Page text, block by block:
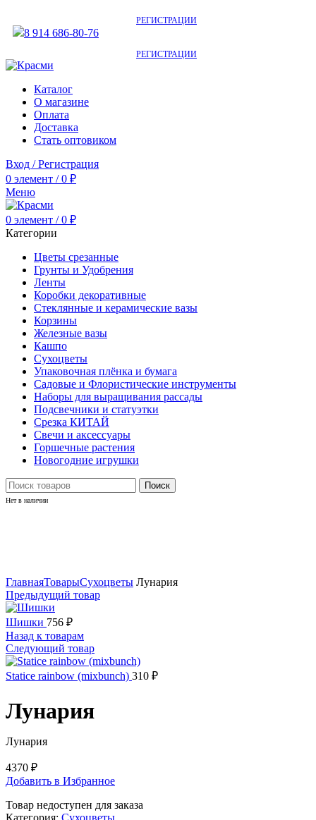
РЕГИСТРАЦИИ
8 914 686-80-76
РЕГИСТРАЦИИ
Каталог
О магазине
Оплата
Доставка
Стать оптовиком
Вход / Регистрация
0 элемент / 0 ₽
Меню
0 элемент / 0 ₽
Категории
Цветы срезанные
Грунты и Удобрения
Ленты
Коробки декоративные
Стеклянные и керамические вазы
Корзины
Железные вазы
Кашпо
Сухоцветы
Упаковочная плёнка и бумага
Садовые и Флористические инструменты
Наборы для выращивания рассады
Подсвечники и статуэтки
Срезка КИТАЙ
Свечи и аксессуары
Горшечные растения
Новогодние игрушки
Поиск
Нет в наличии
ГлавнаяТоварыСухоцветы Лунария
Предыдущий товар
Шишки 756 ₽
Назад к товарам
Следующий товар
Statice rainbow (mixbunch) 310 ₽
Лунария
Лунария
4370 ₽
Добавить в Избранное
Товар недоступен для заказа